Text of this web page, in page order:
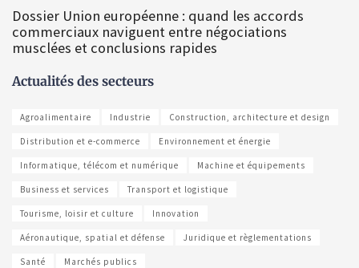
Dossier Union européenne : quand les accords
commerciaux naviguent entre négociations
musclées et conclusions rapides
Actualités des secteurs
Agroalimentaire Industrie Construction, architecture et design
Distribution et e-commerce Environnement et énergie
Informatique, télécom et numérique Machine et équipements
Business et services Transport et logistique
Tourisme, loisir et culture Innovation
Aéronautique, spatial et défense Juridique et règlementations
Santé Marchés publics